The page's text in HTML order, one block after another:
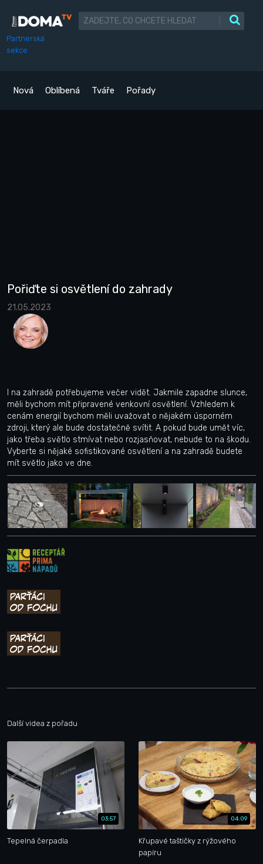
Partnerská
sekce
Nová Oblíbená Tváře Pořady
Pořiďte si osvětlení do zahrady
21.05.2023
I na zahradě potřebujeme večer vidět. Jakmile zapadne slunce,
měli bychom mít připravené venkovní osvětlení. Vzhledem k
cenám energií bychom měli uvažovat o nějakém úsporném
zdroji, který ale bude dostatečně svítit. A pokud bude umět víc,
jako třeba světlo stmívat nebo rozjasňovat, nebude to na škodu.
Vyberte si nějaké sofistikované osvětlení a na zahradě budete
mít světlo jako ve dne.
Další videa z pořadu
03:57
Tepelná čerpadla
04:09
Křupavé taštičky z rýžového
papíru